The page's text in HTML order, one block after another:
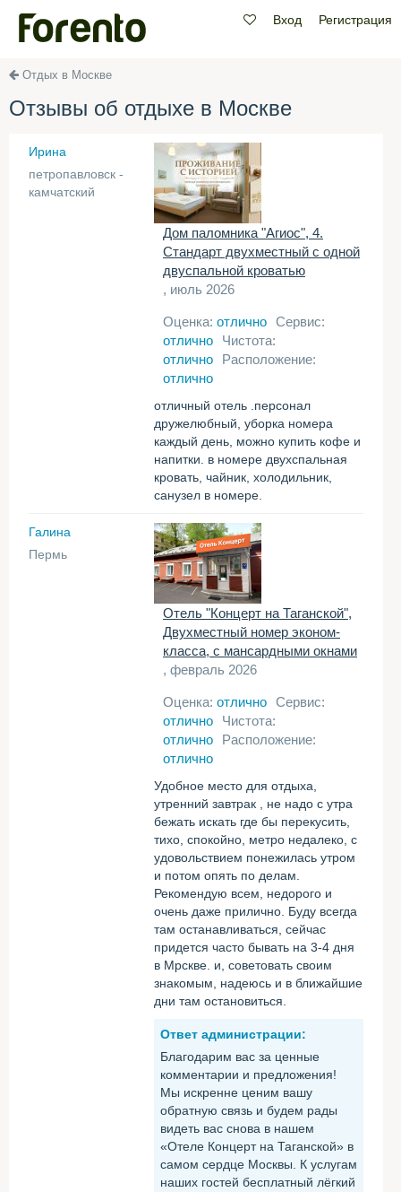
Вход Регистрация
Отдых в Москве
Отзывы об отдыхе в Москве
Ирина
петропавловск -
камчатский
Дом паломника "Агиос", 4.
Стандарт двухместный с одной
двуспальной кроватью
, июль 2026
Оценка: отлично Сервис:
отлично
Чистота:
отлично
Расположение:
отлично
отличный отель .персонал
дружелюбный, уборка номера
каждый день, можно купить кофе и
напитки. в номере двухспальная
кровать, чайник, холодильник,
санузел в номере.
Галина
Пермь
Отель "Концерт на Таганской",
Двухместный номер эконом-
класса, с мансардными окнами
, февраль 2026
Оценка: отлично Сервис:
отлично
Чистота:
отлично
Расположение:
отлично
Удобное место для отдыха,
утренний завтрак , не надо с утра
бежать искать где бы перекусить,
тихо, спокойно, метро недалеко, с
удовольствием понежилась утром
и потом опять по делам.
Рекомендую всем, недорого и
очень даже прилично. Буду всегда
там останавливаться, сейчас
придется часто бывать на 3-4 дня
в Мрскве. и, советовать своим
знакомым, надеюсь и в ближайшие
дни там остановиться.
Ответ администрации:
Благодарим вас за ценные
комментарии и предложения!
Мы искренне ценим вашу
обратную связь и будем рады
видеть вас снова в нашем
«Отеле Концерт на Таганской» в
самом сердце Москвы. К услугам
наших гостей бесплатный лёгкий